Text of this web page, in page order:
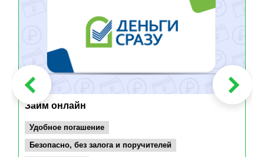
Займ онлайн
Удобное погашение
Безопасно, без залога и поручителей